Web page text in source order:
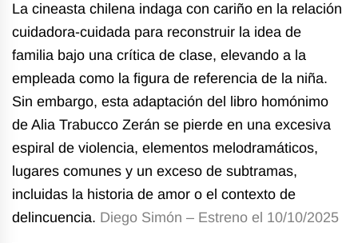
La cineasta chilena indaga con cariño en la relación
cuidadora-cuidada para reconstruir la idea de
familia bajo una crítica de clase, elevando a la
empleada como la figura de referencia de la niña.
Sin embargo, esta adaptación del libro homónimo
de Alia Trabucco Zerán se pierde en una excesiva
espiral de violencia, elementos melodramáticos,
lugares comunes y un exceso de subtramas,
incluidas la historia de amor o el contexto de
delincuencia. Diego Simón – Estreno el 10/10/2025